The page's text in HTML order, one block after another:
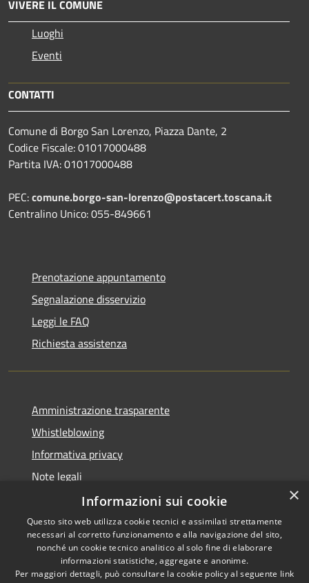
VIVERE IL COMUNE
Luoghi
Eventi
CONTATTI
Comune di Borgo San Lorenzo, Piazza Dante, 2
Codice Fiscale: 01017000488
Partita IVA: 01017000488
PEC:comune.borgo-san-lorenzo@postacert.toscana.it
Centralino Unico: 055-849661
Prenotazione appuntamento
Segnalazione disservizio
Leggi le FAQ
Richiesta assistenza
Amministrazione trasparente
Whistleblowing
Informativa privacy
Note legali
Dichiarazione di accessibilità
RSS
Copyright © 2026 • Comune di
×
Informazioni sui cookie
Questo sito web utilizza cookie tecnici e assimilati strettamente
necessari al corretto funzionamento e alla navigazione del sito,
nonché un cookie tecnico analitico al solo fine di elaborare
informazioni statistiche, aggregate e anonime.
Per maggiori dettagli, può consultare la cookie policy al seguente link